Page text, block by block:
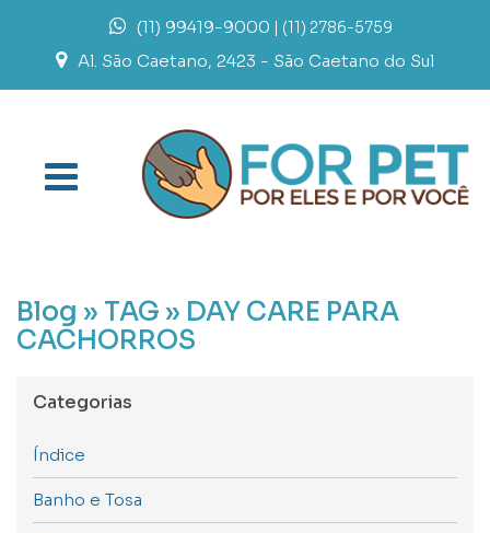
(11) 99419-9000 | (11) 2786-5759
Al. São Caetano, 2423 - São Caetano do Sul
Blog » TAG » DAY CARE PARA
CACHORROS
Categorias
Índice
Banho e Tosa